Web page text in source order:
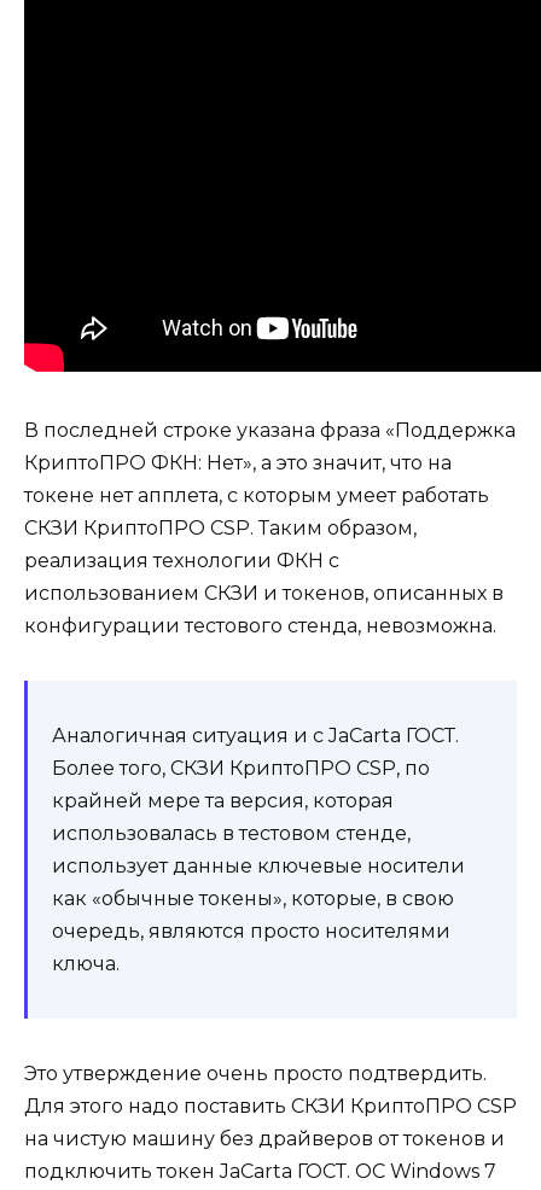
В последней строке указана фраза «Поддержка
КриптоПРО ФКН: Нет», а это значит, что на
токене нет апплета, с которым умеет работать
СКЗИ КриптоПРО CSP. Таким образом,
реализация технологии ФКН с
использованием СКЗИ и токенов, описанных в
конфигурации тестового стенда, невозможна.
Аналогичная ситуация и с JaCarta ГОСТ.
Более того, СКЗИ КриптоПРО CSP, по
крайней мере та версия, которая
использовалась в тестовом стенде,
использует данные ключевые носители
как «обычные токены», которые, в свою
очередь, являются просто носителями
ключа.
Это утверждение очень просто подтвердить.
Для этого надо поставить СКЗИ КриптоПРО CSP
на чистую машину без драйверов от токенов и
подключить токен JaCarta ГОСТ. ОС Windows 7